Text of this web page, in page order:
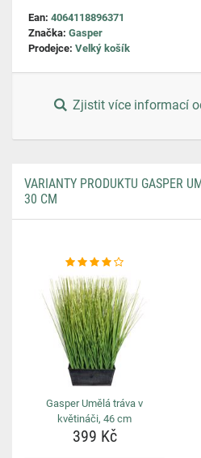
Ean: 4064118896371
Značka: Gasper
Prodejce: Velký košík
Zjistit více informací
VARIANTY PRODUKTU GASPER
30 CM
Gasper Umělá tráva v
květináči, 46 cm
399 Kč